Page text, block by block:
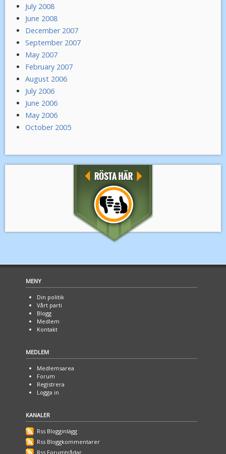
July 2008
June 2008
December 2007
September 2007
May 2007
February 2007
August 2006
July 2006
June 2006
May 2006
October 2005
MENY
Din politik
Vårt parti
Blogg
Medlem
Kontakt
MEDLEM
Medlemsarea
Forum
Registrera
Logga in
KANALER
Rss Blogginlägg
Rss Bloggkommentarer
Rss Forumtrådar